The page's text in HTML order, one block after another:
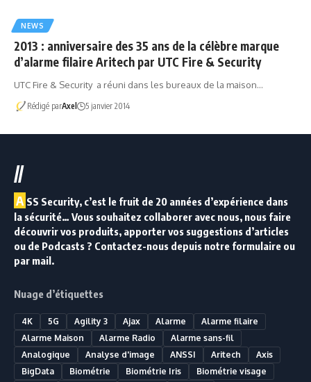
NEWS
2013 : anniversaire des 35 ans de la célèbre marque
d’alarme filaire Aritech par UTC Fire & Security
UTC Fire & Security a réuni dans les bureaux de la maison…
Rédigé parAxel 5 janvier 2014
//
A SS Security, c’est le fruit de 20 années d’expérience dans
la sécurité… Vous souhaitez collaborer avec nous, nous faire
découvrir vos produits, apporter vos suggestions d’articles
ou de Podcasts ? Contactez-nous depuis notre formulaire ou
par mail.
Nuage d’étiquettes
4K 5G Agility 3 Ajax Alarme
Alarme filaire
Alarme Maison
Alarme Radio
Alarme sans-fil
Analogique
Analyse d'image ANSSI Aritech
Axis
BigData
Biométrie Biométrie Iris
Biométrie visage